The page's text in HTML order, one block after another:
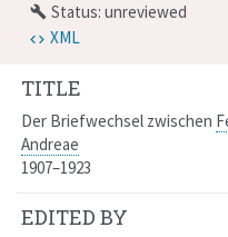
TITLE
Der Briefwechsel zwischen
Andreae
1907–1923
EDITED BY
build Status: unreviewed
XML